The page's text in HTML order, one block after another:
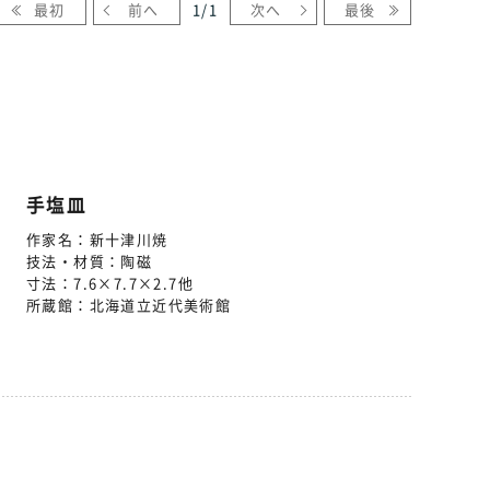
最初 前へ 1/1 次へ 最後
手塩皿
作家名： 新十津川焼
技法・材質： 陶磁
寸法：7.6×7.7×2.7他
所蔵館： 北海道立近代美術館